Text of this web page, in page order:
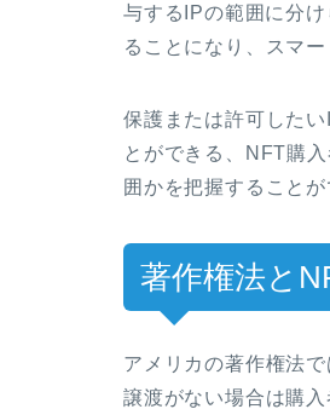
与するIPの範囲に分
ることになり、スマ
保護または許可した
とができる、NFT購
囲かを把握することが
著作権法と
アメリカの著作権法
譲渡がない場合は購